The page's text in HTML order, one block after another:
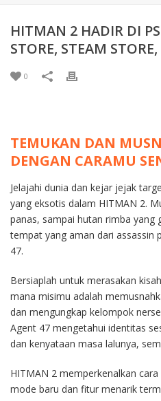
HITMAN 2 HADIR DI
STORE, STEAM
0
TEMUKAN DAN
DENGAN CARAMU
Jelajahi dunia dan kejar jejak
yang eksotis dalam HITMAN 2.
panas, sampai hutan rimba yang
tempat yang aman dari assassin
47.
Bersiaplah untuk merasakan
mana misimu adalah
dan mengungkap kelompok
Agent 47 mengetahui identitas
dan kenyataan masa lalunya,
HITMAN 2 memperkenalkan
mode baru dan fitur menarik